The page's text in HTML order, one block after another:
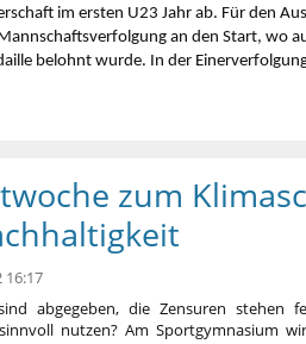
im ersten U23 Jahr ab. Für den
an den Start, wo
belohnt wurde. In der
zum
16:17
abgegeben, die Zensuren stehen
nutzen? Am Sportgymnasium